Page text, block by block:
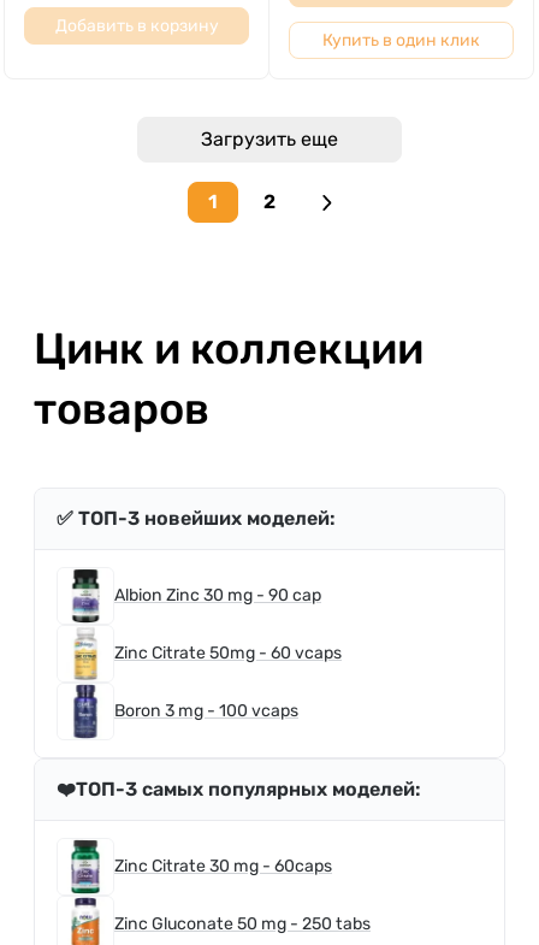
Добавить в корзину
Купить в один клик
Загрузить еще
1 2
Next page
Цинк и коллекции
товаров
✅ ТОП-3 новейших моделей:
Albion Zinc 30 mg - 90 cap
Zinc Citrate 50mg - 60 vcaps
Boron 3 mg - 100 vcaps
❤️ТОП-3 самых популярных моделей:
Zinc Citrate 30 mg - 60caps
Zinc Gluconate 50 mg - 250 tabs